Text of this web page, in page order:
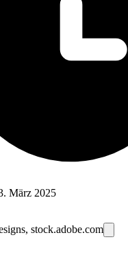
März 2025
stock.adobe.com